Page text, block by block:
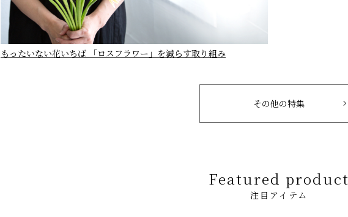
もったいない花いちば 「ロスフラワー」を減らす取り組み
その他の特集
Featured product
注目アイテム